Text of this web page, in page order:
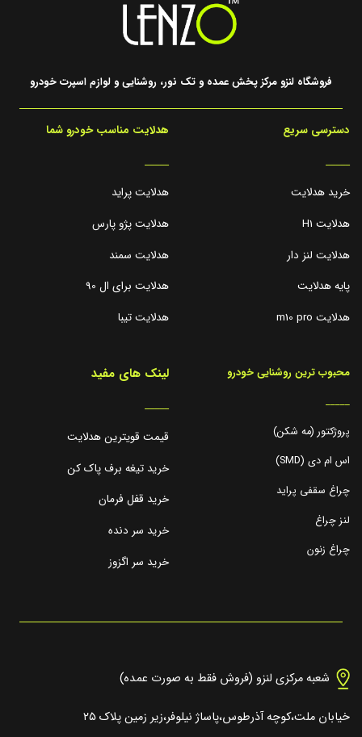
فروشگاه لنزو مرکز پخش عمده و تک نور، روشنایی و لوازم اسپرت خودرو
دسترسی سریع
_____
خرید هدلایت
هدلایت H1
هدلایت لنز دار
پایه هدلایت
هدلایت m10 pro
هدلایت مناسب خودرو شما
_____
هدلایت پراید
هدلایت پژو پارس
هدلایت سمند
هدلایت برای ال 90
هدلایت تیبا
محبوب ترین روشنایی خودرو
_____
پروژکتور (مه شکن)
اس ام دی (SMD)
چراغ سقفی پراید
لنز چراغ
چراغ زنون
لینک های مفید
_____
قیمت قویترین هدلایت
خرید تیغه برف پاک کن
خرید قفل فرمان
خرید سر دنده
خرید سر اگزوز
شعبه مرکزی لنزو (فروش فقط به صورت عمده)
خیابان ملت،کوچه آذرطوس،پاساژ نیلوفر،زیر زمین پلاک ۲۵